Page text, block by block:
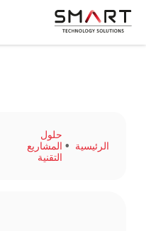
الرئيسية
حلول
المشاريع
التقنية